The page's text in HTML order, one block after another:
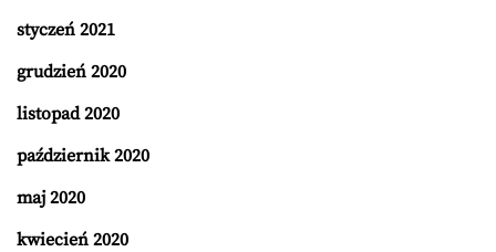
styczeń 2021
grudzień 2020
listopad 2020
październik 2020
maj 2020
kwiecień 2020